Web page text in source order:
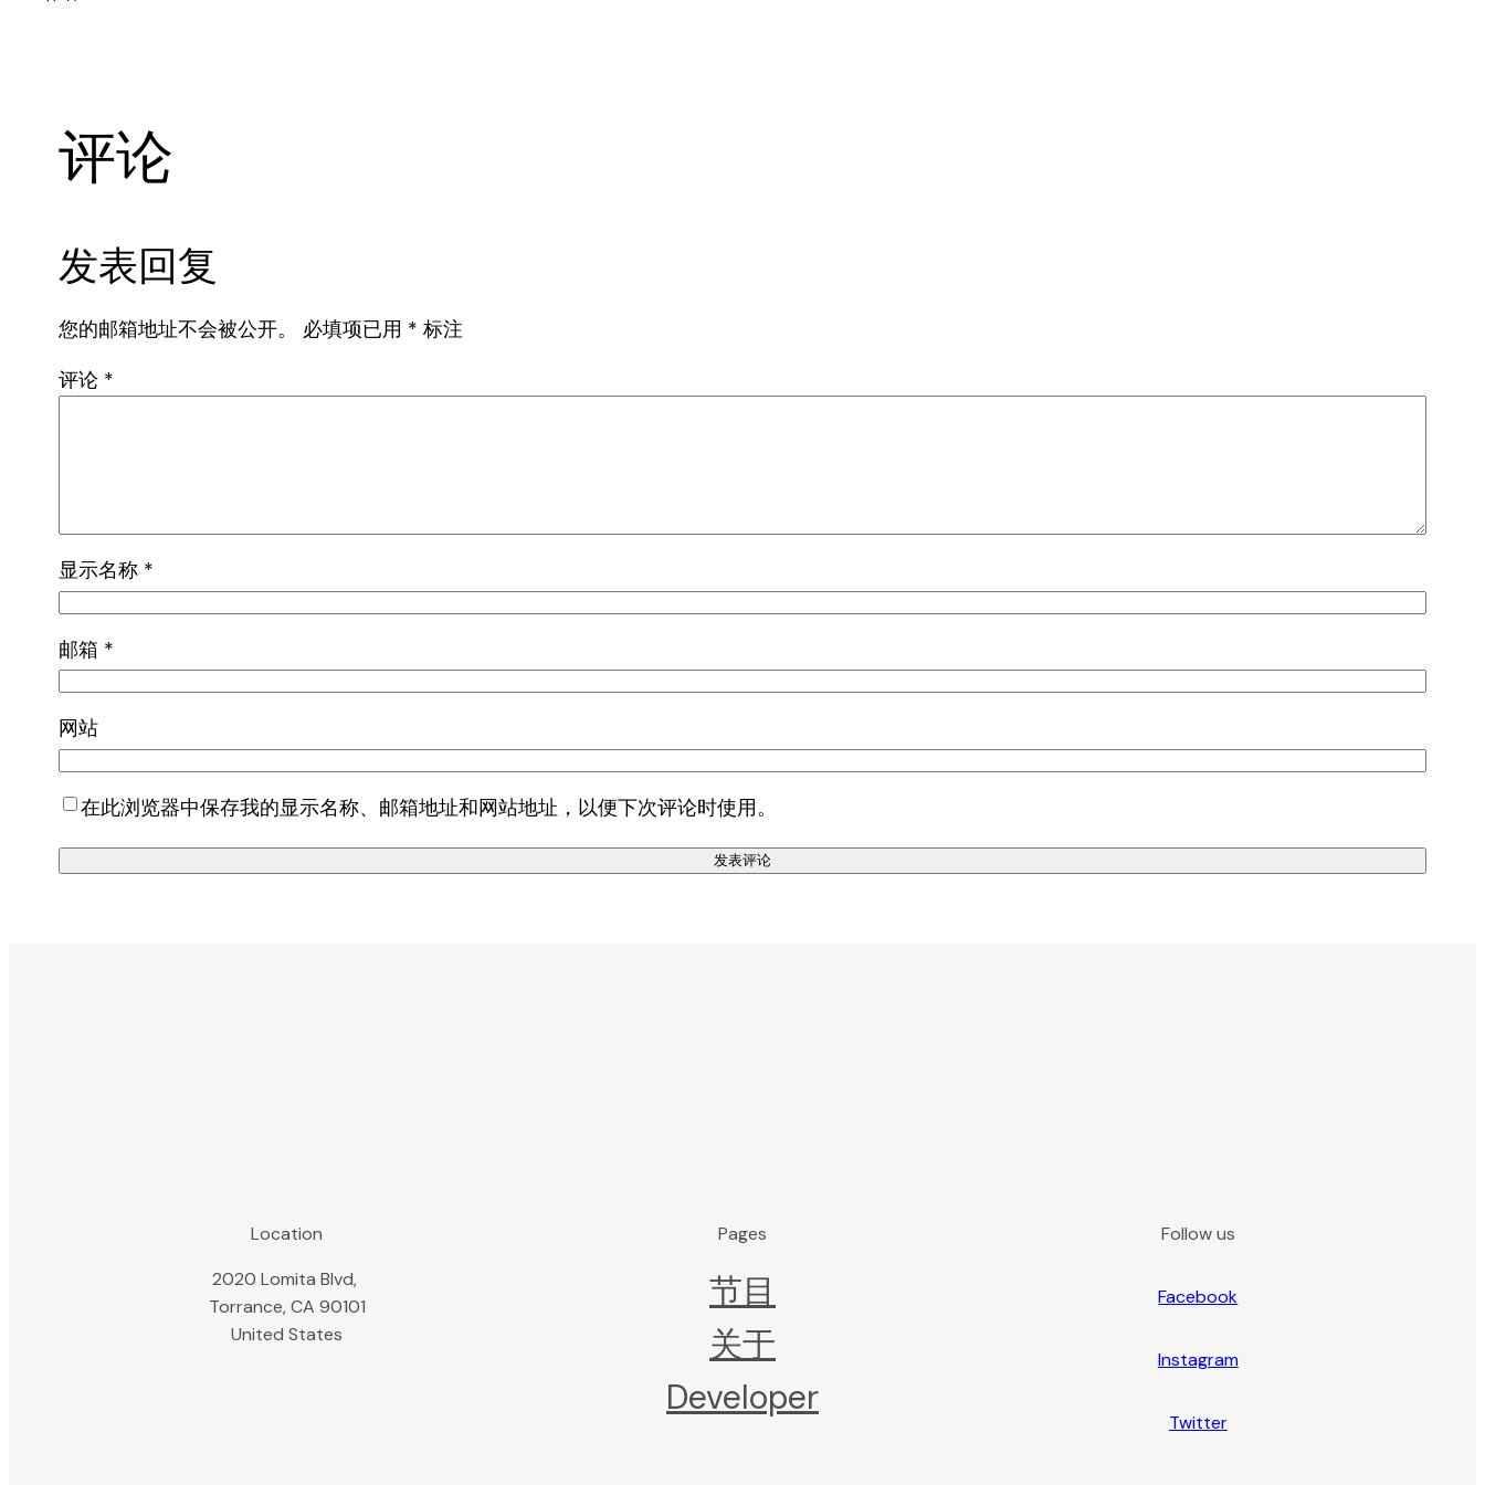
评论
发表回复
您的邮箱地址不会被公开。 必填项已用 * 标注
评论 *
显示名称 *
邮箱 *
网站
在此浏览器中保存我的显示名称、邮箱地址和网站地址，以便下次评论时使用。
Location
2020 Lomita Blvd,
Torrance, CA 90101
United States
Pages
节目
关于
Developer
Follow us
Facebook
Instagram
Twitter